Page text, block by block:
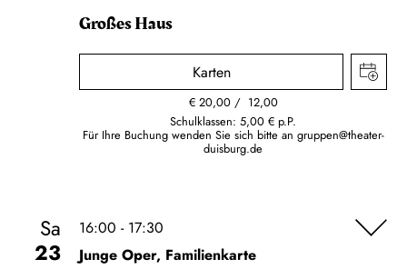
Großes Haus
Karten
€ 20,00
12,00
Schulklassen: 5,00 € p.P.
Für Ihre Buchung wenden Sie sich bitte an gruppen@theater-
duisburg.de
Sa
23
16:00 - 17:30
Junge Oper, Familienkarte